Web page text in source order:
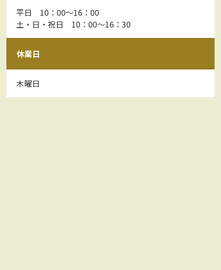
平日 10：00～16：00
土・日・祝日 10：00～16：30
休業日
木曜日